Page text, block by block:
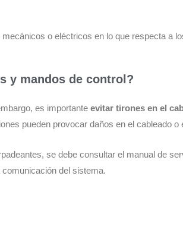
o eléctricos en lo que respecta a
y mandos de control?
es importanteevitar tirones en el
pueden provocar daños en el cableado o
se debe consultar el manual de
del sistema.